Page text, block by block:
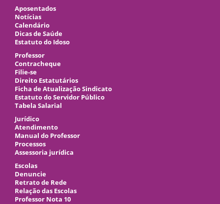
Aposentados
Notícias
Calendário
Dicas de Saúde
Estatuto do Idoso
Professor
Contracheque
Filie-se
Direito Estatutários
Ficha de Atualização Sindicato
Estatuto do Servidor Público
Tabela Salarial
Jurídico
Atendimento
Manual do Professor
Processos
Assessoria jurídica
Escolas
Denuncie
Retrato de Rede
Relação das Escolas
Professor Nota 10